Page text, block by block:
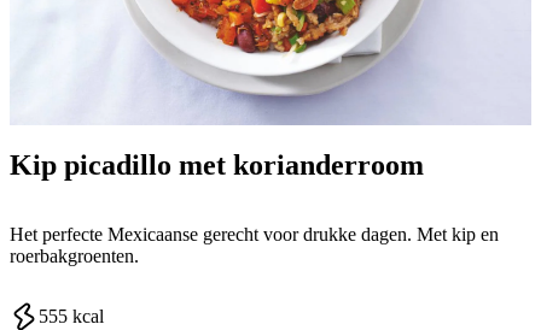
Kip picadillo met korianderroom
Het perfecte Mexicaanse gerecht voor drukke dagen. Met kip en
roerbakgroenten.
555 kcal